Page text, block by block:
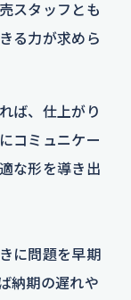
スタッフとも
る力が求めら
ば、仕上がり
コミュニケー
な形を導き出
に問題を早期
納期の遅れや